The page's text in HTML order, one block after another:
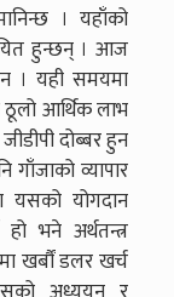
। यहाँको
हुन्छन् । आज
। यही समयमा
ठूलो आर्थिक लाभ
दोब्बर हुन
व्यापार
यसको योगदान
भने अर्थतन्त्र
खर्बौं डलर खर्च